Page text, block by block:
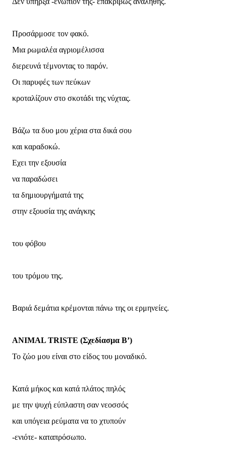
Προσάρμοσε τον φακό.
Μια ρωμαλέα αγριομέλισσα
διερευνά τέμνοντας το παρόν.
Οι παρυφές των πεύκων
κροταλίζουν στο σκοτάδι της νύχτας.
Βάζω τα δυο μου χέρια στα δικά σου
και καραδοκώ.
Εχει την εξουσία
να παραδώσει
τα δημιουργήματά της
στην εξουσία της ανάγκης
του φόβου
του τρόμου της.
Βαριά δεμάτια κρέμονται πάνω της οι ερμηνείες.
ANIMAL TRISTE (Σχεδίασμα Β’)
Το ζώο μου είναι στο είδος του μοναδικό.
Κατά μήκος και κατά πλάτος πηλός
με την ψυχή εύπλαστη σαν νεοσσός
και υπόγεια ρεύματα να το χτυπούν
-ενιότε- καταπρόσωπο.